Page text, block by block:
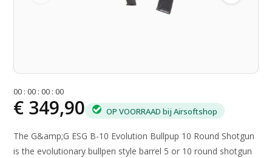
00 :00 :00 :00
€ 349,90 OP VOORRAAD bij Airsoftshop
The G&amp;G ESG B-10 Evolution Bullpup 10 Round Shotgun
is the evolutionary bullpen style barrel 5 or 10 round shotgun